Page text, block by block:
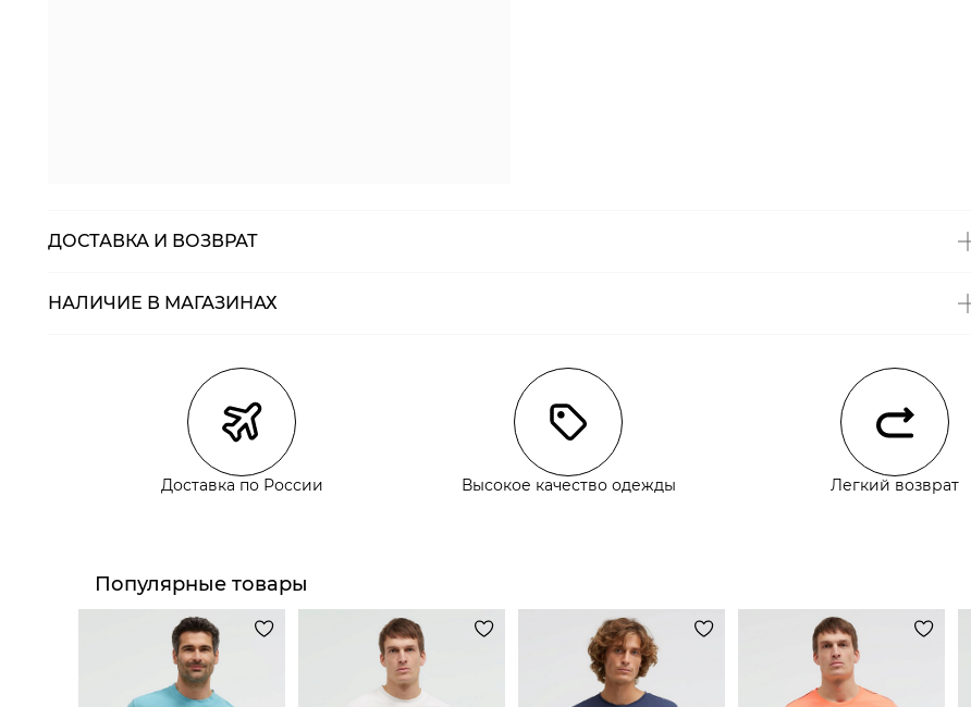
ДОСТАВКА И ВОЗВРАТ
Курьерская доставка СДЭК
Самовывоз из пункта выдачи СДЭК
Самовывоз из наших магазинов
НАЛИЧИЕ В МАГАЗИНАХ
Доставка по России Высокое качество одежды Легкий возврат
Популярные товары